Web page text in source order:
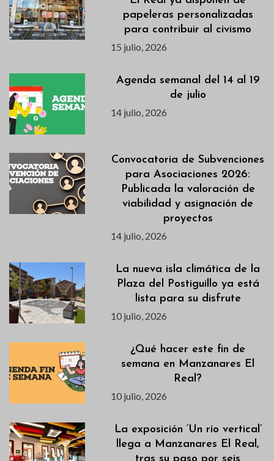
papeleras personalizadas
para contribuir al civismo
15 julio, 2026
Agenda semanal del 14 al 19
de julio
14 julio, 2026
Convocatoria de Subvenciones
para Asociaciones 2026:
Publicada la valoración de
viabilidad y asignación de
proyectos
14 julio, 2026
La nueva isla climática de la
Plaza del Postiguillo ya está
lista para su disfrute
10 julio, 2026
¿Qué hacer este fin de
semana en Manzanares El
Real?
10 julio, 2026
La exposición ‘Un río vertical’
llega a Manzanares El Real,
tras su paso por seis